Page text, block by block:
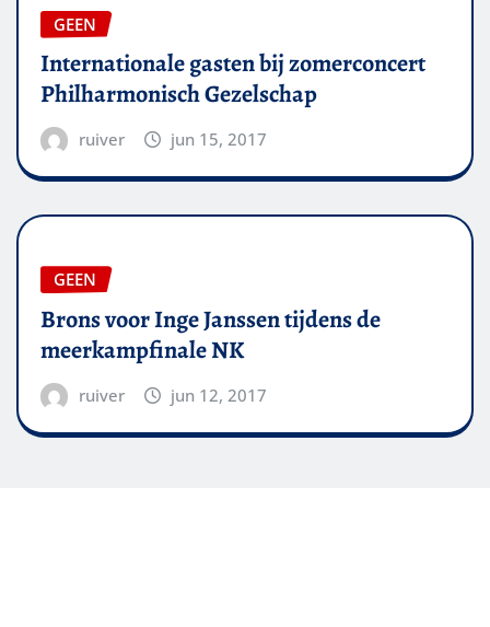
GEEN
Internationale gasten bij zomerconcert
Philharmonisch Gezelschap
ruiver jun 15, 2017
GEEN
Brons voor Inge Janssen tijdens de
meerkampfinale NK
ruiver jun 12, 2017